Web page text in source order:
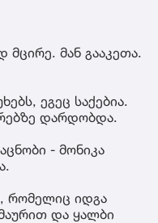
მან გააკეთა.
ეგეც საქებია.
დარდობდა.
- მონიკა
რომელიც იდგა
და ყალბი